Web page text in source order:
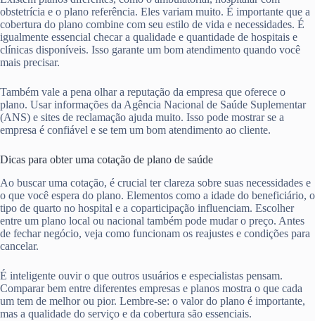
obstetrícia e o plano referência. Eles variam muito. É importante que a
cobertura do plano combine com seu estilo de vida e necessidades. É
igualmente essencial checar a qualidade e quantidade de hospitais e
clínicas disponíveis. Isso garante um bom atendimento quando você
mais precisar.
Também vale a pena olhar a reputação da empresa que oferece o
plano. Usar informações da Agência Nacional de Saúde Suplementar
(ANS) e sites de reclamação ajuda muito. Isso pode mostrar se a
empresa é confiável e se tem um bom atendimento ao cliente.
Dicas para obter uma cotação de plano de saúde
Ao buscar uma cotação, é crucial ter clareza sobre suas necessidades e
o que você espera do plano. Elementos como a idade do beneficiário, o
tipo de quarto no hospital e a coparticipação influenciam. Escolher
entre um plano local ou nacional também pode mudar o preço. Antes
de fechar negócio, veja como funcionam os reajustes e condições para
cancelar.
É inteligente ouvir o que outros usuários e especialistas pensam.
Comparar bem entre diferentes empresas e planos mostra o que cada
um tem de melhor ou pior. Lembre-se: o valor do plano é importante,
mas a qualidade do serviço e da cobertura são essenciais.